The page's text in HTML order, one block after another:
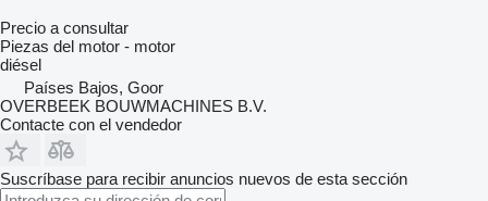
Precio a consultar
Piezas del motor - motor
diésel
Países Bajos, Goor
OVERBEEK BOUWMACHINES B.V.
Contacte con el vendedor
Suscríbase para recibir anuncios nuevos de esta sección